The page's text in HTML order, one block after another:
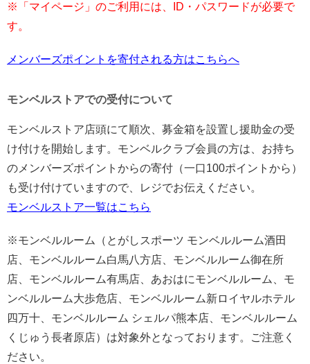
※「マイページ」のご利用には、ID・パスワードが必要で
す。
メンバーズポイントを寄付される方はこちらへ
モンベルストアでの受付について
モンベルストア店頭にて順次、募金箱を設置し援助金の受
け付けを開始します。モンベルクラブ会員の方は、お持ち
のメンバーズポイントからの寄付（一口100ポイントから）
も受け付けていますので、レジでお伝えください。
モンベルストア一覧はこちら
※モンベルルーム（とがしスポーツ モンベルルーム酒田
店、モンベルルーム白馬八方店、モンベルルーム御在所
店、モンベルルーム有馬店、あおはにモンベルルーム、モ
ンベルルーム大歩危店、モンベルルーム新ロイヤルホテル
四万十、モンベルルーム シェルパ熊本店、モンベルルーム
くじゅう長者原店）は対象外となっております。ご注意く
ださい。